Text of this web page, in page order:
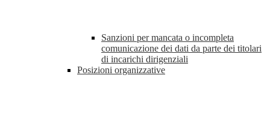
Sanzioni per mancata o incompleta
comunicazione dei dati da parte dei titolari
di incarichi dirigenziali
Posizioni organizzative